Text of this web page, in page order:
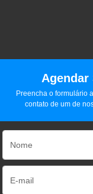
Agendar
Preencha o formulário
contato de um de